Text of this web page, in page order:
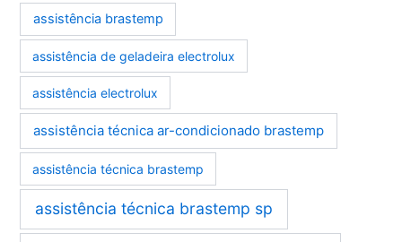
assistência brastemp
assistência de geladeira electrolux
assistência electrolux
assistência técnica ar-condicionado brastemp
assistência técnica brastemp
assistência técnica brastemp sp